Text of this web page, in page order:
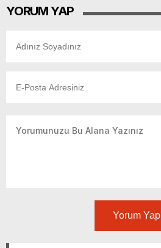
YORUM YAP
Yorum Yap